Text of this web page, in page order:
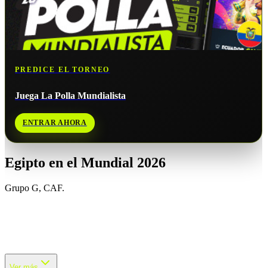
PREDICE EL TORNEO
Juega La Polla Mundialista
ENTRAR AHORA
Egipto en el Mundial 2026
Grupo G, CAF.
triunfos. Su debut mundialista fue en Italia 1934 , donde cayó 4-2